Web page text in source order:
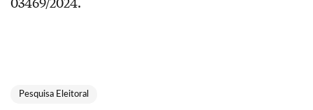
Pesquisa Eleitoral